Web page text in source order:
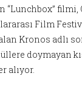
“Lunchbox” filmi,
Film
Kronos adlı
doymayan
alıyor.